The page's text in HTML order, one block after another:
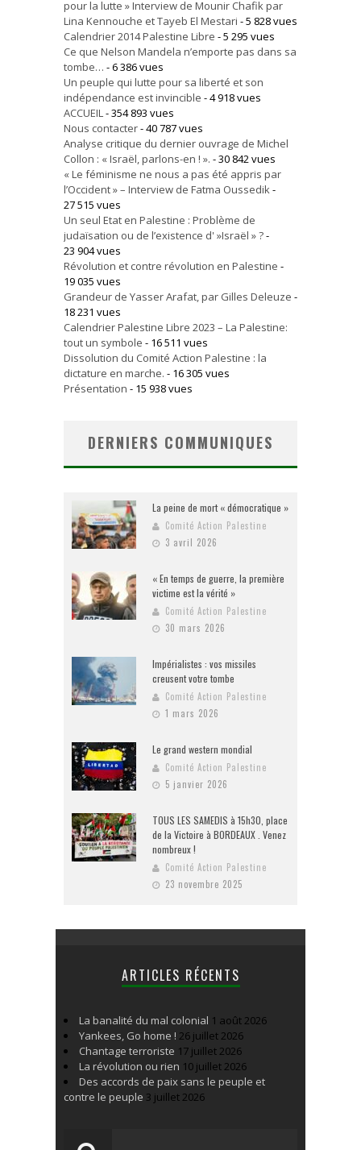
pour la lutte » Interview de Mounir Chafik par
Lina Kennouche et Tayeb El Mestari - 5 828 vues
Calendrier 2014 Palestine Libre - 5 295 vues
Ce que Nelson Mandela n’emporte pas dans sa
tombe… - 6 386 vues
Un peuple qui lutte pour sa liberté et son
indépendance est invincible - 4 918 vues
ACCUEIL- 354 893 vues
Nous contacter- 40 787 vues
Analyse critique du dernier ouvrage de Michel
Collon : « Israël, parlons-en ! ». - 30 842 vues
« Le féminisme ne nous a pas été appris par
l’Occident » – Interview de Fatma Oussedik-
27 515 vues
Un seul Etat en Palestine : Problème de
judaïsation ou de l’existence d' »Israël » ?-
23 904 vues
Révolution et contre révolution en Palestine -
19 035 vues
Grandeur de Yasser Arafat, par Gilles Deleuze -
18 231 vues
Calendrier Palestine Libre 2023 – La Palestine:
tout un symbole - 16 511 vues
Dissolution du Comité Action Palestine : la
dictature en marche. - 16 305 vues
Présentation - 15 938 vues
DERNIERS COMMUNIQUES
La peine de mort « démocratique »
Comité Action Palestine
3 avril 2026
« En temps de guerre, la première
victime est la vérité »
Comité Action Palestine
30 mars 2026
Impérialistes : vos missiles
creusent votre tombe
Comité Action Palestine
1 mars 2026
Le grand western mondial
Comité Action Palestine
5 janvier 2026
TOUS LES SAMEDIS à 15h30, place
de la Victoire à BORDEAUX . Venez
nombreux !
Comité Action Palestine
23 novembre 2025
ARTICLES RÉCENTS
La banalité du mal colonial 1 août 2026
Yankees, Go home ! 26 juillet 2026
Chantage terroriste 17 juillet 2026
La révolution ou rien 10 juillet 2026
Des accords de paix sans le peuple et
contre le peuple 3 juillet 2026